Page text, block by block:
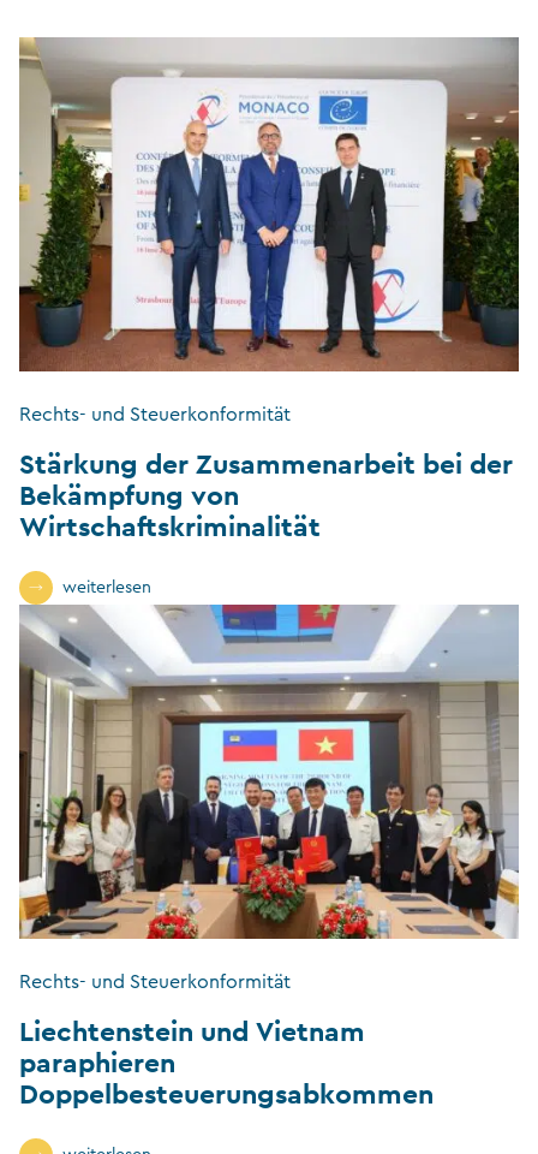
Rechts- und Steuerkonformität
Stärkung der Zusammenarbeit bei der
Bekämpfung von
Wirtschaftskriminalität
weiterlesen
Rechts- und Steuerkonformität
Liechtenstein und Vietnam
paraphieren
Doppelbesteuerungsabkommen